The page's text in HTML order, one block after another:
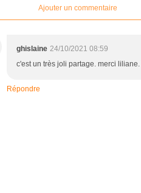
Ajouter un commentaire
ghislaine 24/10/2021 08:59
c'est un très joli partage. merci
Répondre